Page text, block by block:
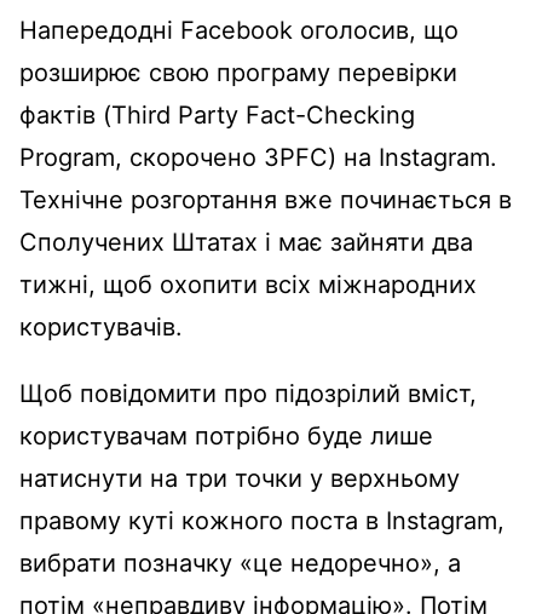
Напередодні Facebook оголосив, що
розширює свою програму перевірки
фактів (Third Party Fact-Checking
Program, скорочено 3PFC) на Instagram.
Технічне розгортання вже починається в
Сполучених Штатах і має зайняти два
тижні, щоб охопити всіх міжнародних
користувачів.
Щоб повідомити про підозрілий вміст,
користувачам потрібно буде лише
натиснути на три точки у верхньому
правому куті кожного поста в Instagram,
вибрати позначку «це недоречно», а
потім «неправдиву інформацію». Потім